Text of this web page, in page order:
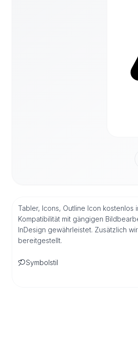
Tabler, Icons, Outline Icon
Kompatibilität mit gängigen
InDesign gewährleistet. Zusätzlich
bereitgestellt.
Symbolstil